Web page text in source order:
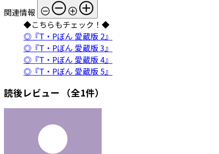
関連情報
◆こちらもチェック！◆
◎『T・Pぼん 愛蔵版 2』
◎『T・Pぼん 愛蔵版 3』
◎『T・Pぼん 愛蔵版 4』
◎『T・Pぼん 愛蔵版 5』
読後レビュー （全1件）